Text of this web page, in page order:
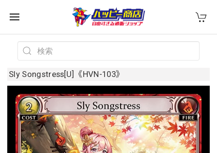
Sly Songstress[U]《HVN-103》